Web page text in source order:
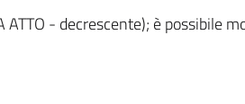
- decrescente); è possibile